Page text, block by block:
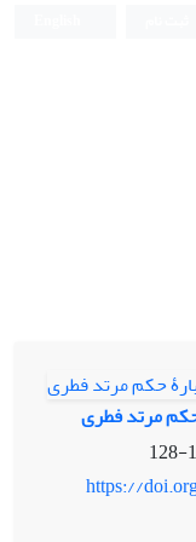
مرتد فطری
https://